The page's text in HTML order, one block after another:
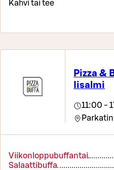
Kahvi tai tee
Pizza &
Iisalmi
11:00 -
Viikonloppubuffantai
Salaattibuffa